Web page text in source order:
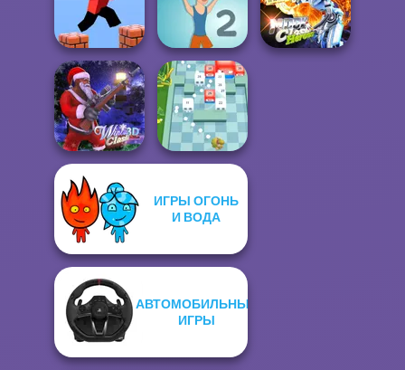
Funny Blade &
Magic
Parkour Block
Xmas Special
Funny Shooter 2
Parkour Block 3D Muscle Clicker 2
Winter Clash 3D
ИГРЫ ОГОНЬ
И ВОДА
АВТОМОБИЛЬНЫЕ
ИГРЫ